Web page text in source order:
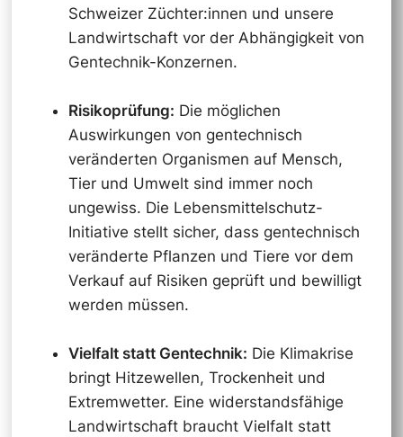
Schweizer Züchter:innen und unsere
Landwirtschaft vor der Abhängigkeit von
Gentechnik-Konzernen.
Risikoprüfung: Die möglichen
Auswirkungen von gentechnisch
veränderten Organismen auf Mensch,
Tier und Umwelt sind immer noch
ungewiss. Die Lebensmittelschutz-
Initiative stellt sicher, dass gentechnisch
veränderte Pflanzen und Tiere vor dem
Verkauf auf Risiken geprüft und bewilligt
werden müssen.
Vielfalt statt Gentechnik: Die Klimakrise
bringt Hitzewellen, Trockenheit und
Extremwetter. Eine widerstandsfähige
Landwirtschaft braucht Vielfalt statt